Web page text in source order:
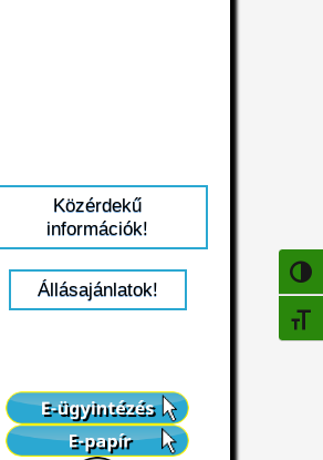
Közérdekű
információk!
Állásajánlatok!